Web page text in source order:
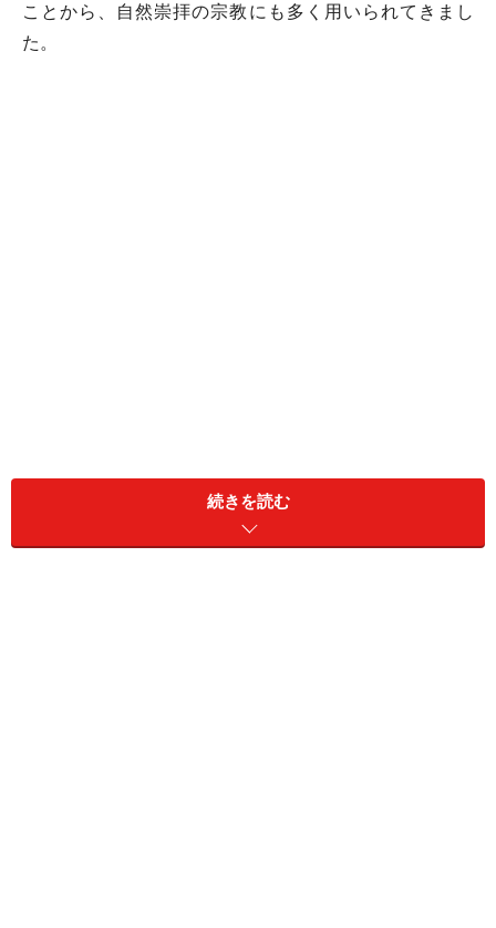
ことから、自然崇拝の宗教にも多く用いられてきまし
た。
てくれる石とされています。大自然のエネルギーに守ら
れているという安心感を得られ、旅のお守りとしても知
られています。
続きを読む